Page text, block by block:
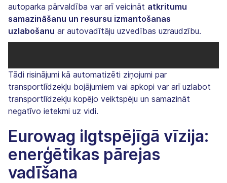
autoparka pārvaldība var arī veicināt atkritumu
samazināšanu un resursu izmantošanas
uzlabošanu ar autovadītāju uzvedības uzraudzību.
Tādi risinājumi kā automatizēti ziņojumi par
transportlīdzekļu bojājumiem vai apkopi var arī uzlabot
transportlīdzekļu kopējo veiktspēju un samazināt
negatīvo ietekmi uz vidi.
Eurowag ilgtspējīgā vīzija:
enerģētikas pārejas
vadīšana